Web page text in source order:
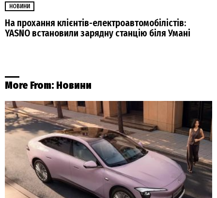
НОВИНИ
На прохання клієнтів-електроавтомобілістів:
YASNO встановили зарядну станцію біля Умані
More From: Новини